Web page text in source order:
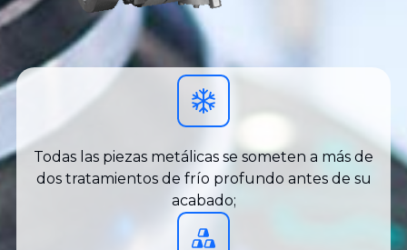
Todas las piezas metálicas se someten a más de
dos tratamientos de frío profundo antes de su
acabado;